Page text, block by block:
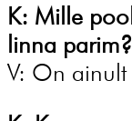
K: Mille
linna parim?
V: On ainult